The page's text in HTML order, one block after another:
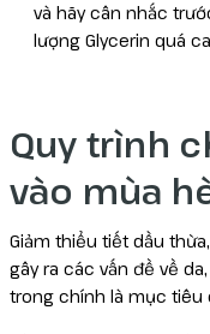
và hãy cân nhắc
lượng Glycerin quá
Quy trình
vào mùa
Giảm thiểu tiết dầu
gây ra các vấn đề về
trong chính là mục tiêu